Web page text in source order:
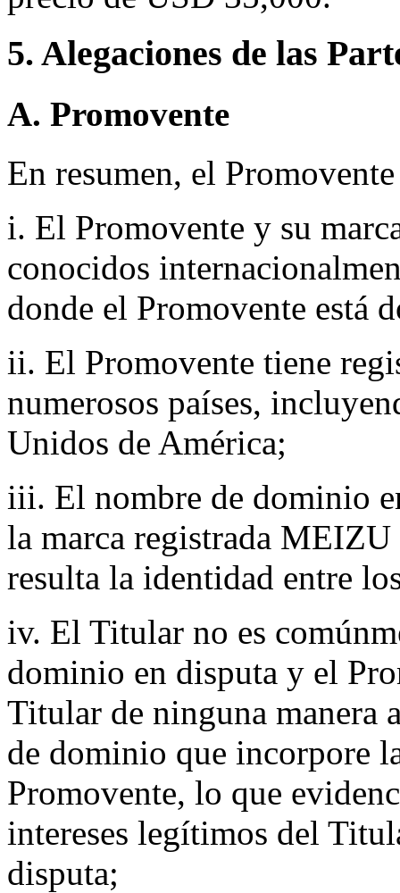
5. Alegaciones de las
A. Promovente
En resumen, el
i. El Promovente y su
conocidos
donde el Promovente está
ii. El Promovente tiene
numerosos países,
Unidos de América;
iii. El nombre de dominio
la marca registrada
resulta la identidad entre
iv. El Titular no es
dominio en disputa y el
Titular de ninguna manera
de dominio que incorpore
Promovente, lo que
intereses legítimos del
disputa;